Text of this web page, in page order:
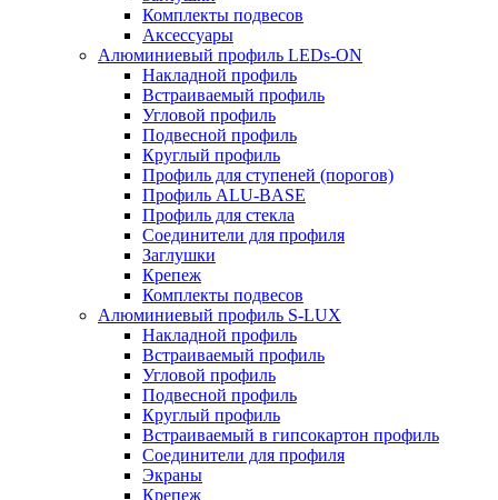
Комплекты подвесов
Аксессуары
Алюминиевый профиль LEDs-ON
Накладной профиль
Встраиваемый профиль
Угловой профиль
Подвесной профиль
Круглый профиль
Профиль для ступеней (порогов)
Профиль ALU-BASE
Профиль для стекла
Соединители для профиля
Заглушки
Крепеж
Комплекты подвесов
Алюминиевый профиль S-LUX
Накладной профиль
Встраиваемый профиль
Угловой профиль
Подвесной профиль
Круглый профиль
Встраиваемый в гипсокартон профиль
Соединители для профиля
Экраны
Крепеж